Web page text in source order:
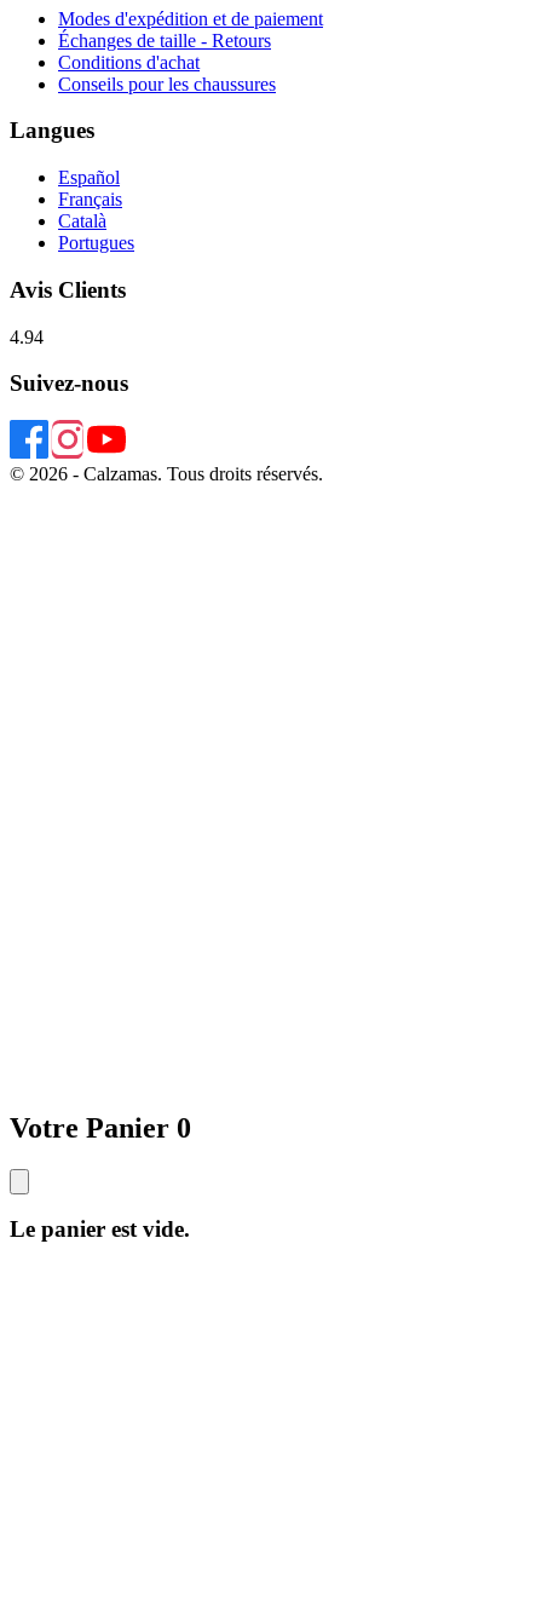
Modes d'expédition et de paiement
Échanges de taille - Retours
Conditions d'achat
Conseils pour les chaussures
Langues
Español
Français
Català
Portugues
Avis Clients
4.94
Suivez-nous
© 2026 - Calzamas. Tous droits réservés.
Votre Panier 0
Le panier est vide.